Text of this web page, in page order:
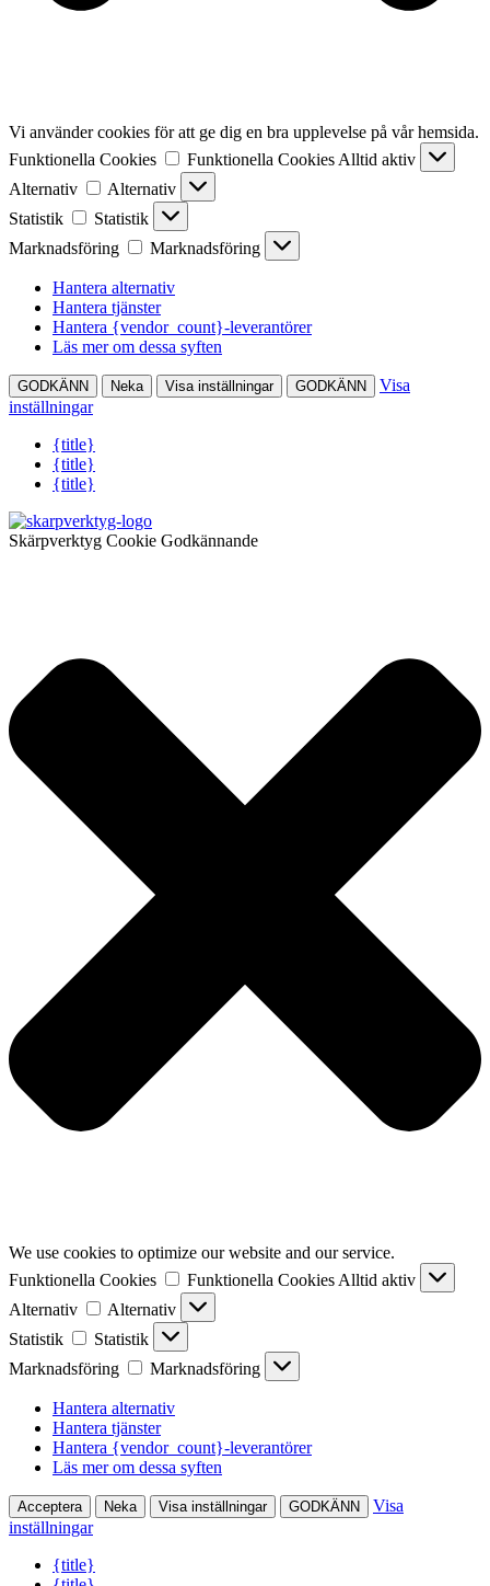
Vi använder cookies för att ge dig en bra upplevelse på vår hemsida.
Funktionella Cookies
Funktionella Cookies Alltid aktiv
Alternativ
Alternativ
Statistik
Statistik
Marknadsföring
Marknadsföring
Hantera alternativ
Hantera tjänster
Hantera {vendor_count}-leverantörer
Läs mer om dessa syften
GODKÄNN Neka Visa inställningar GODKÄNN
Visa
inställningar
{title}
{title}
{title}
Skärpverktyg Cookie Godkännande
We use cookies to optimize our website and our service.
Funktionella Cookies
Funktionella Cookies Alltid aktiv
Alternativ
Alternativ
Statistik
Statistik
Marknadsföring
Marknadsföring
Hantera alternativ
Hantera tjänster
Hantera {vendor_count}-leverantörer
Läs mer om dessa syften
Acceptera Neka Visa inställningar GODKÄNN
Visa
inställningar
{title}